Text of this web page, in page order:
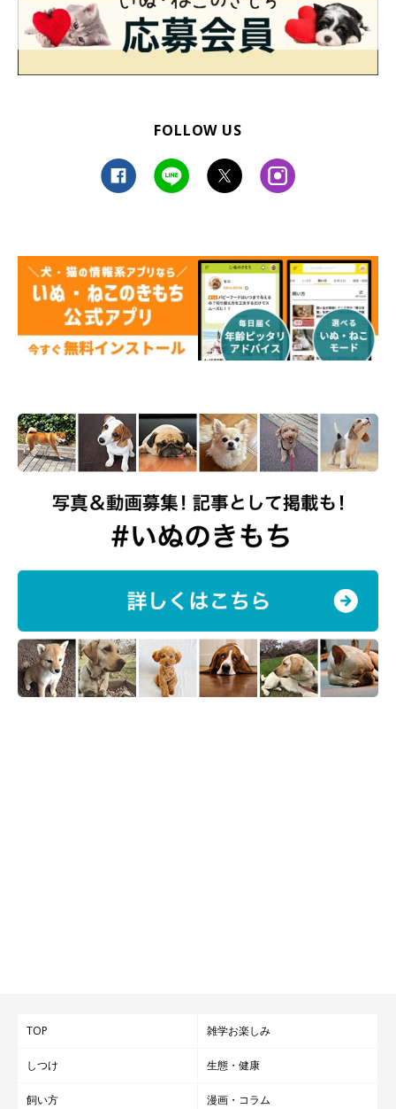
chimaki_mizore_oden
ちまきちゃんと、できるだけ長く一緒にいたいという飼い主さ
ん。ちまきちゃんの存在について、このように話します。
「ちまきは初めて飼った犬、ということで思い入れもあります
し、唯一無二の大切な我が子といった存在です」
いかを聞きました。
んが”かすがい”になってくれているからだなと日々感じていま
す。
たまに仕事が忙しいときなど、寂しい思いをさせることもあるの
FOLLOW US
TOP 雑学お楽しみ
しつけ 生態・健康
飼い方 漫画・コラム